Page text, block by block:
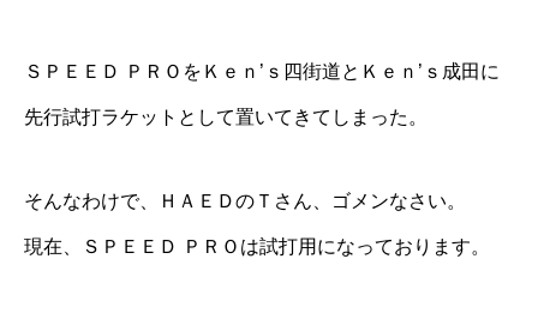
ＳＰＥＥＤ ＰＲＯを Ｋｅｎ’ｓ四街道と Ｋｅｎ’ｓ成田 に
先行試打ラケットとして置いてきてしまった。
そんなわけで、ＨＡＥＤのＴさん、ゴメンなさい。
現在、ＳＰＥＥＤ ＰＲＯは試打用になっております。